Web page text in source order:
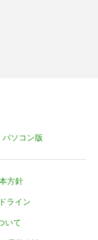
パソコン版
方針
ライン
いて